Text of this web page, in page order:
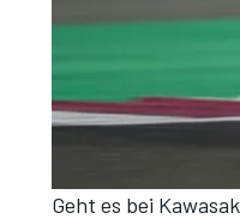
Geht es bei